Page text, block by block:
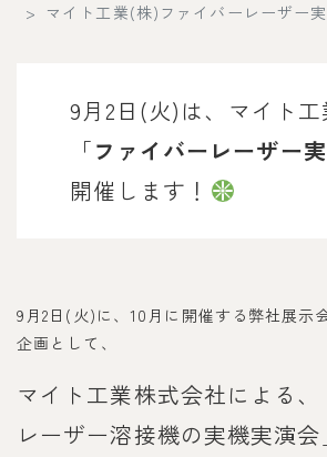
マイト工業(株)ファイバーレーザー
9月2日(火)は、マイト
「ファイバーレーザー
開催します！
9月2日(火)に、10月に開催する弊社展示
企画として、
マイト工業株式会社による
レーザー溶接機の実機実演